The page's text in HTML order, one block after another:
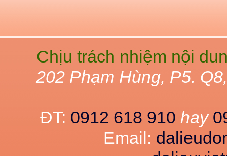
Chịu trách nhiệm nội
202 Phạm Hùng, P5.
ĐT: 0912 618 910 hay
Email: